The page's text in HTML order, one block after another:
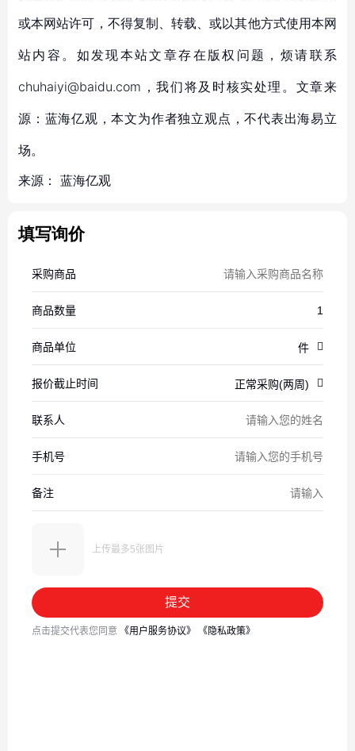
或本网站许可，不得复制、转载、或以其他方式使用本网
站内容。如发现本站文章存在版权问题，烦请联系
chuhaiyi@baidu.com，我们将及时核实处理。文章来
源：蓝海亿观，本文为作者独立观点，不代表出海易立
场。
来源： 蓝海亿观
填写询价